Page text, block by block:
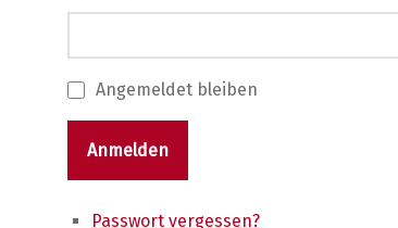
Angemeldet bleiben
Anmelden
Passwort vergessen?